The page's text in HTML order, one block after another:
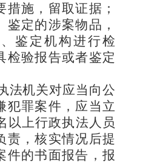
施，留取证据；
定的涉案物品，
鉴定机构进行检
检验报告或者鉴定
法机关对应当向公
犯罪案件，应当立
以上行政执法人员
责，核实情况后提
件的书面报告，报